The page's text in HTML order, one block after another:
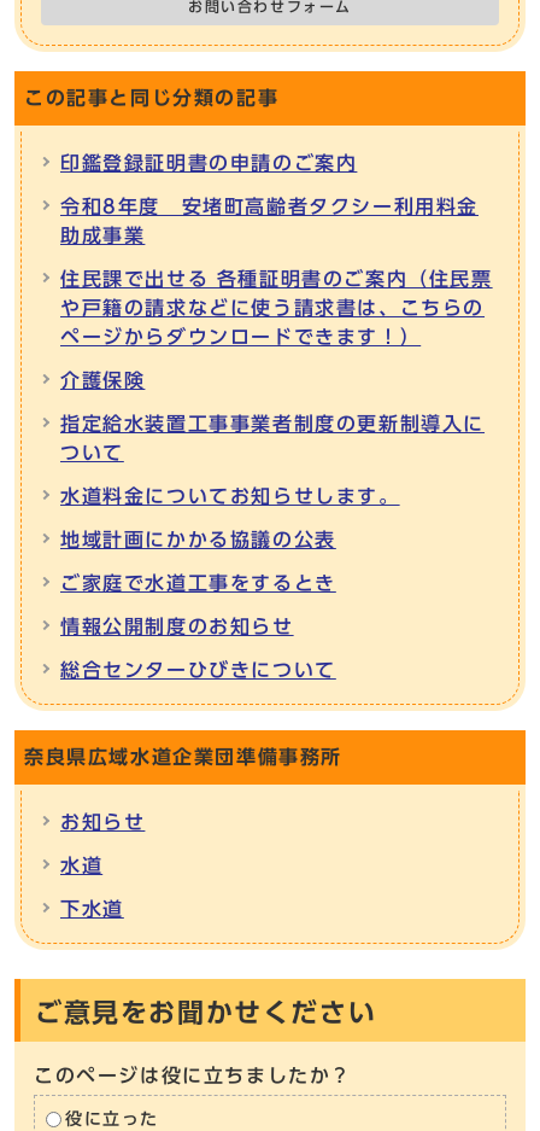
お問い合わせフォーム
この記事と同じ分類の記事
印鑑登録証明書の申請のご案内
令和8年度 安堵町高齢者タクシー利用料金
助成事業
住民課で出せる 各種証明書のご案内（住民票
や戸籍の請求などに使う請求書は、こちらの
ページからダウンロードできます！）
介護保険
指定給水装置工事事業者制度の更新制導入に
ついて
水道料金についてお知らせします。
地域計画にかかる協議の公表
ご家庭で水道工事をするとき
情報公開制度のお知らせ
総合センターひびきについて
奈良県広域水道企業団準備事務所
お知らせ
水道
下水道
ご意見をお聞かせください
このページは役に立ちましたか？
役に立った